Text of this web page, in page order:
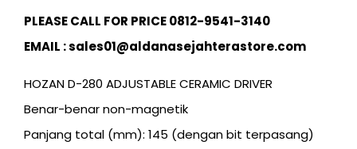
PLEASE CALL FOR PRICE 0812-9541-3140
EMAIL : sales01@aldanasejahterastore.com
HOZAN D-280 ADJUSTABLE CERAMIC DRIVER
Benar-benar non-magnetik
Panjang total (mm): 145 (dengan bit terpasang)